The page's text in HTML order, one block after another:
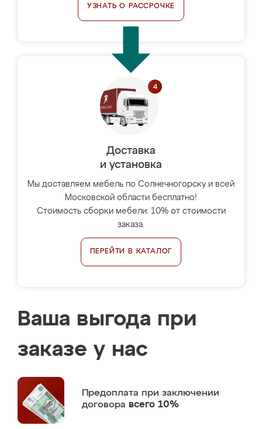
УЗНАТЬ О РАССРОЧКЕ
Доставка
и установка
Мы доставляем мебель по Солнечногорску и всей
Московской области бесплатно!
Стоимость сборки мебели: 10% от стоимости
заказа.
ПЕРЕЙТИ В КАТАЛОГ
Ваша выгода при
заказе у нас
Предоплата при заключении
договора всего 10%